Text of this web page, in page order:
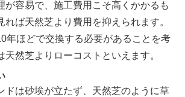
が容易で、施工費用こそ高くかかるも
れば天然芝より費用を抑えられます。
年ほどで交換する必要があることを考
天然芝よりローコストといえます。
ドは砂埃が立たず、天然芝のように草